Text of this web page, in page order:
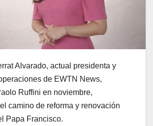
Alvarado, actual presidenta y
de EWTN News,
Ruffini en noviembre,
camino de reforma y renovación
Papa Francisco.